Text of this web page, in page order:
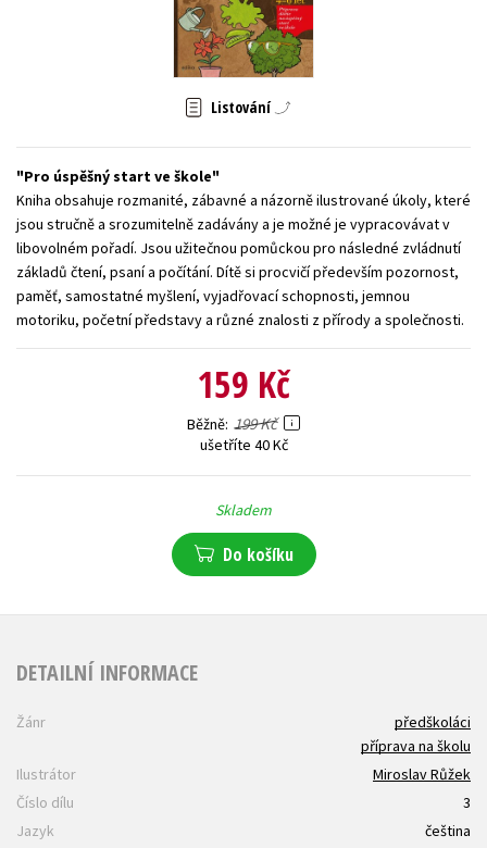
Zahraniční literatura
Všechny tituly
Listování
Pro úspěšný start ve škole
Kniha obsahuje rozmanité, zábavné a názorně ilustrované úkoly, které
jsou stručně a srozumitelně zadávány a je možné je vypracovávat v
libovolném pořadí. Jsou užitečnou pomůckou pro následné zvládnutí
základů čtení, psaní a počítání. Dítě si procvičí především pozornost,
paměť, samostatné myšlení, vyjadřovací schopnosti, jemnou
motoriku, početní představy a různé znalosti z přírody a společnosti.
159 Kč
Běžně 199 Kč
ušetříte 40 Kč
Skladem
Do košíku
DETAILNÍ INFORMACE
Žánr
předškoláci
příprava na školu
Ilustrátor
Miroslav Růžek
Číslo dílu
3
Jazyk
čeština